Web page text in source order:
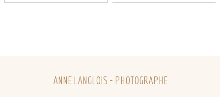
ANNE LANGLOIS - PHOTOGRAPHE